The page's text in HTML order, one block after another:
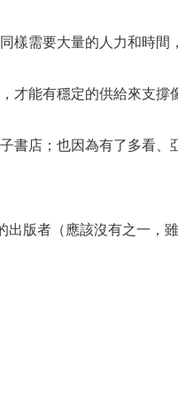
樣需要大量的人力和時間
才能有穩定的供給來支撐
書店；也因為有了多看、
出版者（應該沒有之一，